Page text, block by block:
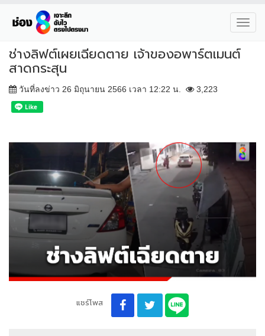
ช่างลิฟต์เผยเฉียดตาย เจ้าของอพาร์ตเมนต์
สาดกระสุน
วันที่ลงข่าว 26 มิถุนายน 2566 เวลา 12:22 น. 3,223
แชร์โพส